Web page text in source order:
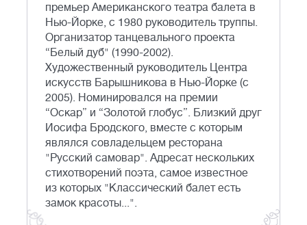
премьер Американского театра балета в
Нью-Йорке, с 1980 руководитель труппы.
Организатор танцевального проекта
“Белый дуб" (1990-2002).
Художественный руководитель Центра
искусств Барышникова в Нью-Йорке (с
2005). Номинировался на премии
“Оскар” и “Золотой глобус”. Близкий друг
Иосифа Бродского, вместе с которым
являлся совладельцем ресторана
"Русский самовар". Адресат нескольких
стихотворений поэта, самое известное
из которых "Классический балет есть
замок красоты...".